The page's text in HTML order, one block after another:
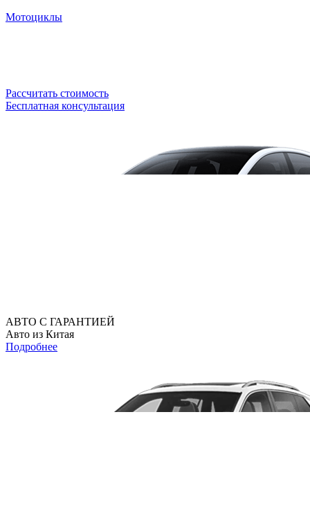
Мотоциклы
Рассчитать стоимость
Бесплатная консультация
АВТО С ГАРАНТИЕЙ
Авто из Китая
Подробнее